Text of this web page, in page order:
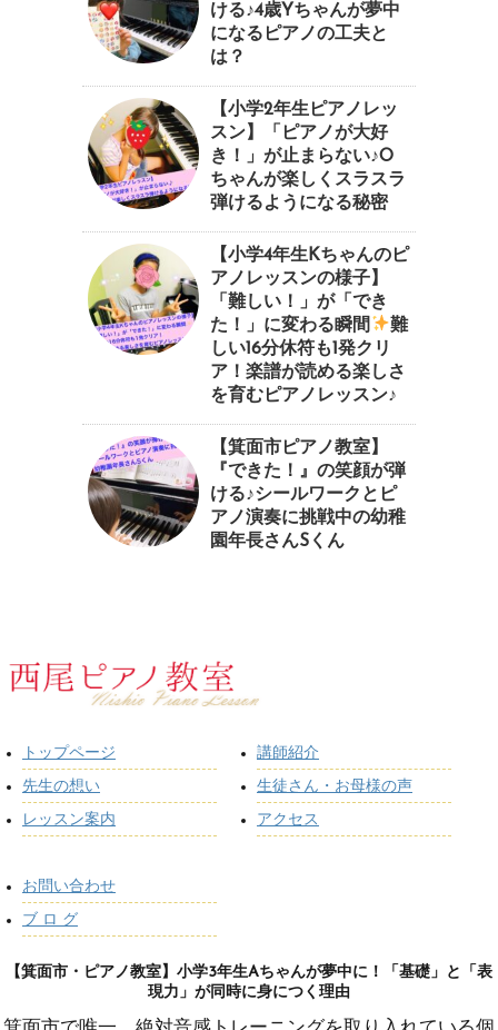
ける♪4歳Yちゃんが夢中
になるピアノの工夫と
は？
【小学2年生ピアノレッ
スン】「ピアノが大好
き！」が止まらない♪O
ちゃんが楽しくスラスラ
弾けるようになる秘密
【小学4年生Kちゃんのピ
アノレッスンの様子】
「難しい！」が「でき
た！」に変わる瞬間
⁠難
しい16分休符も1発クリ
ア！楽譜が読める楽しさ
を育むピアノレッスン♪⁠
【箕面市ピアノ教室】
『できた！』の笑顔が弾
ける♪シールワークとピ
アノ演奏に挑戦中の幼稚
園年長さんSくん
トップページ
先生の想い
レッスン案内
講師紹介
生徒さん・お母様の声
アクセス
お問い合わせ
ブ ロ グ
【箕面市・ピアノ教室】小学3年生Aちゃんが夢中に！「基礎」と「表
現力」が同時に身につく理由